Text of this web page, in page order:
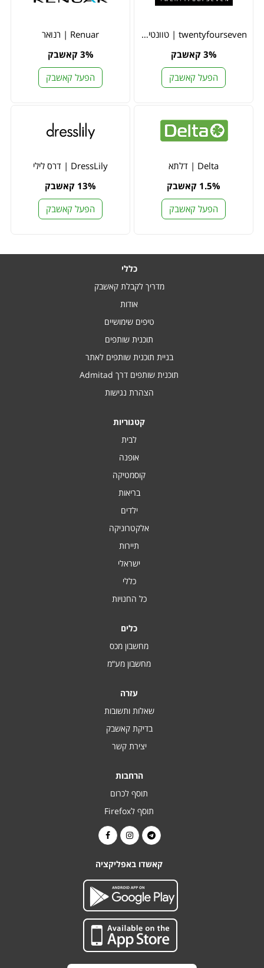
twentyfourseven | טוונטי פור סבן
3% קאשבק
הפעל קאשבק
Renuar | רנואר
3% קאשבק
הפעל קאשבק
Delta | דלתא
1.5% קאשבק
הפעל קאשבק
DressLily | דרס לילי
13% קאשבק
הפעל קאשבק
כללי
מדריך לקבלת קאשבק
אודות
טיפים שימושיים
תוכנית שותפים
בניית תוכנית שותפים לאתר
תוכנית שותפים דרך Admitad
הצהרת נגישות
קטגוריות
לבית
אופנה
קוסמטיקה
בריאות
ילדים
אלקטרוניקה
תיירות
ישראלי
כללי
כל החנויות
כלים
מחשבון מכס
מחשבון מע“מ
עזרה
שאלות ותשובות
בדיקת קאשבק
יצירת קשר
הרחבות
תוסף לכרום
תוסף לFirefox
קאשדו באפליקציה